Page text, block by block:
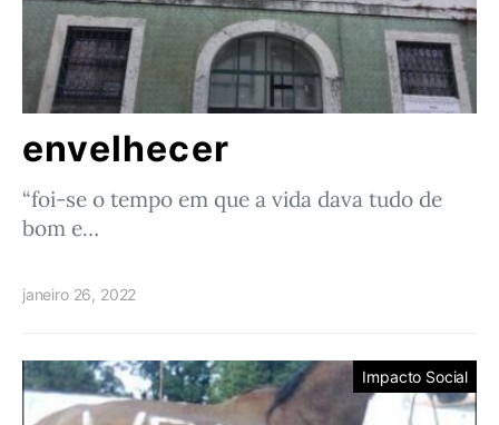
envelhecer
“foi-se o tempo em que a vida dava tudo de
bom e…
janeiro 26, 2022
Impacto Social